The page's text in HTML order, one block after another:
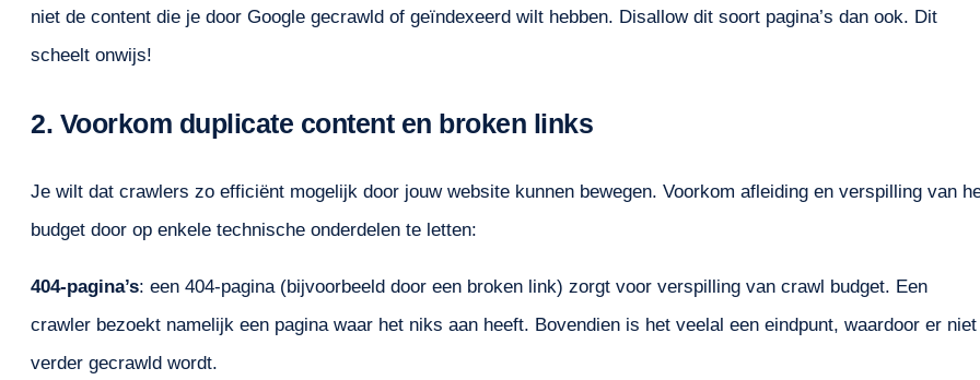
niet de content die je door Google gecrawld of geïndexeerd wilt hebben. Disallow dit soort pagina’s dan ook. Dit
scheelt onwijs!
2. Voorkom duplicate content en broken links
Je wilt dat crawlers zo efficiënt mogelijk door jouw website kunnen bewegen. Voorkom afleiding en verspilling van
budget door op enkele technische onderdelen te letten:
404-pagina’s: een 404-pagina (bijvoorbeeld door een broken link) zorgt voor verspilling van crawl budget. Een
crawler bezoekt namelijk een pagina waar het niks aan heeft. Bovendien is het veelal een eindpunt, waardoor er niet
verder gecrawld wordt.